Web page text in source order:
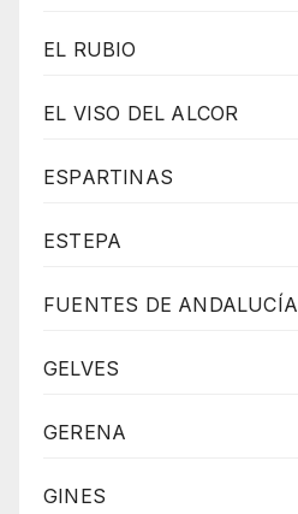
EL RUBIO
EL VISO DEL ALCOR
ESPARTINAS
ESTEPA
FUENTES DE ANDALUCÍA
GELVES
GERENA
GINES